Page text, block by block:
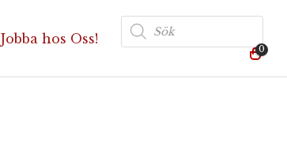
Jobba hos Oss!
Produktsökning
0